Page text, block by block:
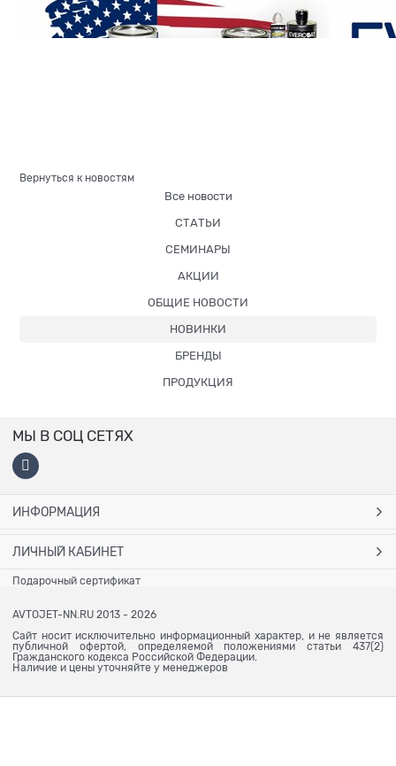
Вернуться к новостям
Все новости
СТАТЬИ
СЕМИНАРЫ
АКЦИИ
ОБЩИЕ НОВОСТИ
НОВИНКИ
БРЕНДЫ
ПРОДУКЦИЯ
МЫ В СОЦ СЕТЯХ
ИНФОРМАЦИЯ
ЛИЧНЫЙ КАБИНЕТ
Подарочный сертификат
AVTOJET-NN.RU 2013 - 2026
Сайт носит исключительно информационный характер, и не является
публичной офертой, определяемой положениями статьи 437(2)
Гражданского кодекса Российской Федерации.
Наличие и цены уточняйте у менеджеров